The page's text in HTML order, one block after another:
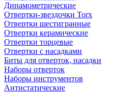
Динамометрические
Отвертки-звездочки Torx
Отвертки шестигранные
Отвертки керамические
Отвертки торцевые
Отвертки с насадками
Биты для отверток, насадки
Наборы отверток
Наборы инструментов
Антистатические